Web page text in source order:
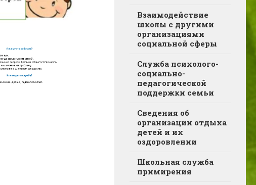
Взаимодействие
школы с другими
организациями
социальной сферы
Служба психолого-
социально-
педагогической
поддержки семьи
Сведения об
организации отдыха
детей и их
оздоровлении
Школьная служба
примирения